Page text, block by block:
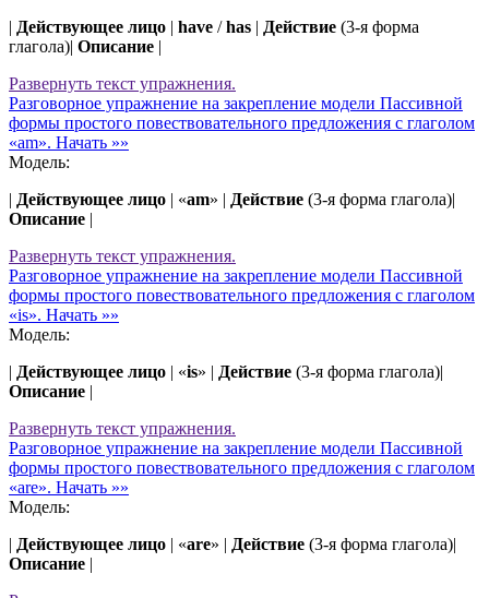
| Действующее лицо | have /has | Действие (3-я форма
глагола)| Описание |
Развернуть текст упражнения.
Разговорное упражнение на закрепление модели Пассивной
формы простого повествовательного предложения с глаголом
«am». Начать »»
Модель:
| Действующее лицо | «am» | Действие (3-я форма глагола)|
Описание |
Развернуть текст упражнения.
Разговорное упражнение на закрепление модели Пассивной
формы простого повествовательного предложения с глаголом
«is». Начать »»
Модель:
| Действующее лицо | «is» | Действие (3-я форма глагола)|
Описание |
Развернуть текст упражнения.
Разговорное упражнение на закрепление модели Пассивной
формы простого повествовательного предложения с глаголом
«are». Начать »»
Модель:
| Действующее лицо | «are» | Действие (3-я форма глагола)|
Описание |